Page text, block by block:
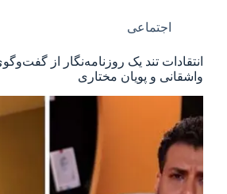
اجتماعی
انتقادات تند یک روزنامه‌نگار از
واشقانی و پویان مختاری